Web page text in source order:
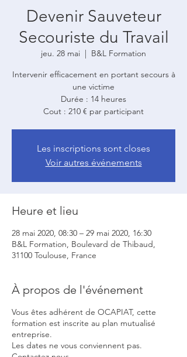
Devenir Sauveteur
Secouriste du Travail
jeu. 28 mai
  |
B&L Formation
Intervenir efficacement en portant secours à
une victime
Durée : 14 heures
Cout : 210 € par participant
Les inscriptions sont closes
Voir autres événements
Heure et lieu
28 mai 2020, 08:30 – 29 mai 2020, 16:30
B&L Formation, Boulevard de Thibaud,
31100 Toulouse, France
À propos de l'événement
Vous êtes adhérent de OCAPIAT, cette
formation est inscrite au plan mutualisé
entreprise.
Les dates ne vous conviennent pas.